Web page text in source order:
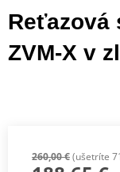
Reťazová
ZVM-X v
260,00 €(ušetríte